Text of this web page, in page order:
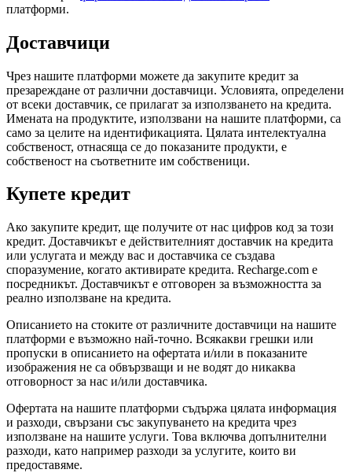
платформи.
Доставчици
Чрез нашите платформи можете да закупите кредит за
презареждане от различни доставчици. Условията, определени
от всеки доставчик, се прилагат за използването на кредита.
Имената на продуктите, използвани на нашите платформи, са
само за целите на идентификацията. Цялата интелектуална
собственост, отнасяща се до показаните продукти, е
собственост на съответните им собственици.
Купете кредит
Ако закупите кредит, ще получите от нас цифров код за този
кредит. Доставчикът е действителният доставчик на кредита
или услугата и между вас и доставчика се създава
споразумение, когато активирате кредита. Recharge.com е
посредникът. Доставчикът е отговорен за възможността за
реално използване на кредита.
Описанието на стоките от различните доставчици на нашите
платформи е възможно най-точно. Всякакви грешки или
пропуски в описанието на офертата и/или в показаните
изображения не са обвързващи и не водят до никаква
отговорност за нас и/или доставчика.
Офертата на нашите платформи съдържа цялата информация
и разходи, свързани със закупуването на кредита чрез
използване на нашите услуги. Това включва допълнителни
разходи, като например разходи за услугите, които ви
предоставяме.